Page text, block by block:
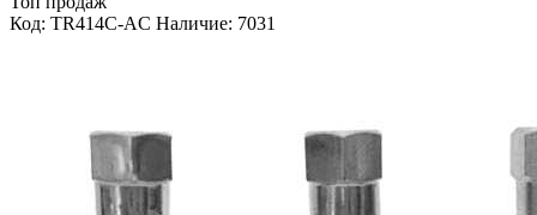
Код: TR414C-AC Наличие: 7031